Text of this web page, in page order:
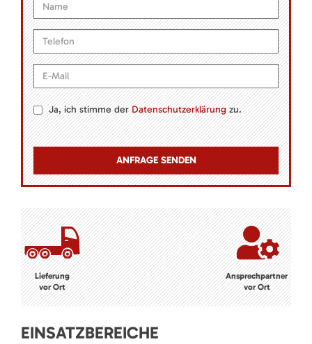
Ja, ich stimme derDatenschutzerklärungzu.
Lieferung
vor Ort
Ansprechpartner
vor Ort
EINSATZBEREICHE